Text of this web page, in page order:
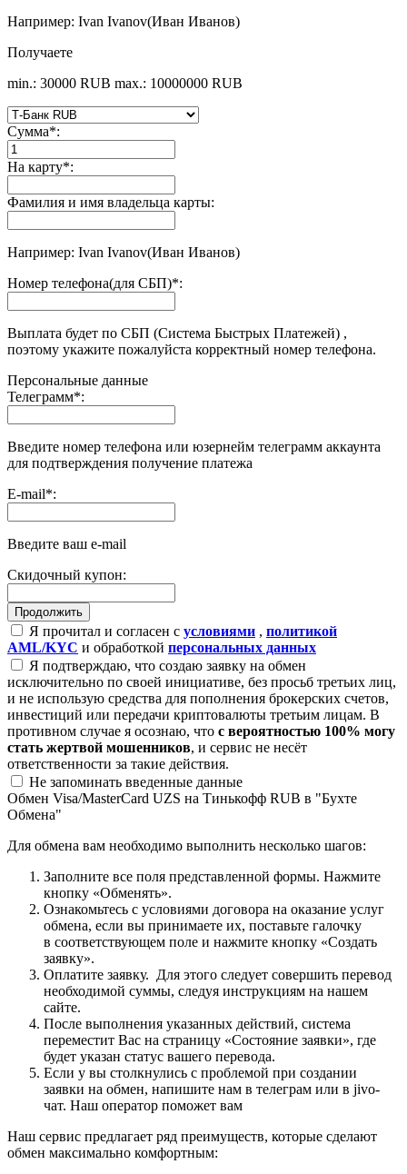
Например: Ivan Ivanov(Иван Иванов)
Получаете
min.: 30000 RUB max.: 10000000 RUB
Сумма*:
На карту*:
Фамилия и имя владельца карты:
Например: Ivan Ivanov(Иван Иванов)
Номер телефона(для СБП)*:
Выплата будет по СБП (Система Быстрых Платежей) ,
поэтому укажите пожалуйста корректный номер телефона.
Персональные данные
Телеграмм*:
Введите номер телефона или юзернейм телеграмм аккаунта
для подтверждения получение платежа
E-mail*:
Введите ваш e-mail
Скидочный купон:
Я прочитал и согласен с условиями , политикой
AML/KYC и обработкой персональных данных
Я подтверждаю, что создаю заявку на обмен
исключительно по своей инициативе, без просьб третьих лиц,
и не использую средства для пополнения брокерских счетов,
инвестиций или передачи криптовалюты третьим лицам. В
противном случае я осознаю, что с вероятностью 100% могу
стать жертвой мошенников, и сервис не несёт
ответственности за такие действия.
Не запоминать введенные данные
Обмен Visa/MasterCard UZS на Тинькофф RUB в "Бухте
Обмена"
Для обмена вам необходимо выполнить несколько шагов:
Заполните все поля представленной формы. Нажмите
кнопку «Обменять».
Ознакомьтесь с условиями договора на оказание услуг
обмена, если вы принимаете их, поставьте галочку
в соответствующем поле и нажмите кнопку «Создать
заявку».
Оплатите заявку. Для этого следует совершить перевод
необходимой суммы, следуя инструкциям на нашем
сайте.
После выполнения указанных действий, система
переместит Вас на страницу «Состояние заявки», где
будет указан статус вашего перевода.
Если у вы столкнулись с проблемой при создании
заявки на обмен, напишите нам в телеграм или в jivo-
чат. Наш оператор поможет вам
Наш сервис предлагает ряд преимуществ, которые сделают
обмен максимально комфортным: